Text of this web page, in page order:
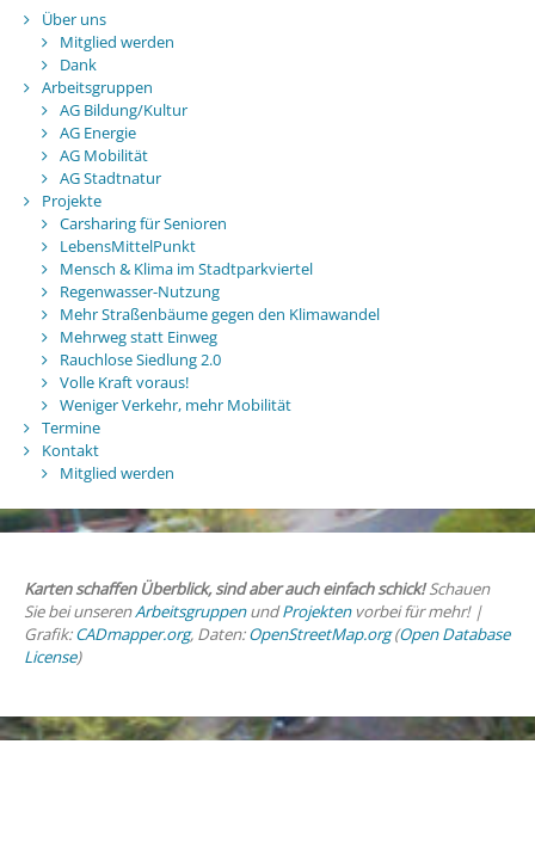
Über uns
Mitglied werden
Dank
Arbeitsgruppen
AG Bildung/Kultur
AG Energie
AG Mobilität
AG Stadtnatur
Projekte
Carsharing für Senioren
LebensMittelPunkt
Mensch & Klima im Stadtparkviertel
Regenwasser-Nutzung
Mehr Straßenbäume gegen den Klimawandel
Mehrweg statt Einweg
Rauchlose Siedlung 2.0
Volle Kraft voraus!
Weniger Verkehr, mehr Mobilität
Termine
Kontakt
Mitglied werden
Karten schaffen Überblick, sind aber auch einfach schick!Schauen
Sie bei unserenArbeitsgruppenundProjektenvorbei für mehr! |
Grafik:CADmapper.org, Daten:OpenStreetMap.org(Open Database
License)